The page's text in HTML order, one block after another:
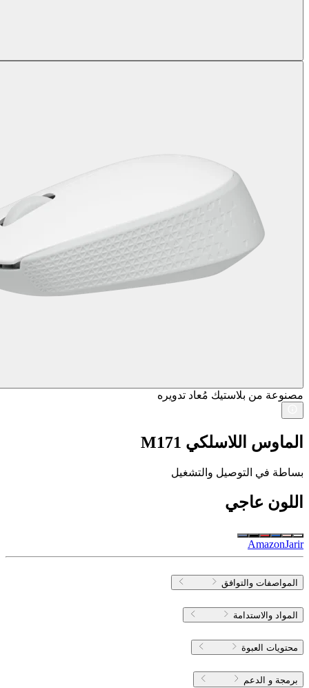
مصنوعة من بلاستيك مُعاد تدويره
الماوس اللاسلكي M171
بساطة في التوصيل والتشغيل
اللون عاجي
AmazonJarir
المواصفات والتوافق
المواد والاستدامة
محتويات العبوة
برمجة و الدعم